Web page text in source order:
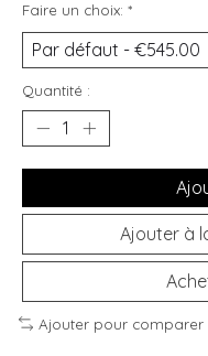
Faire un choix: *
Quantité :
Ajouter à
Ajouter pour comparer